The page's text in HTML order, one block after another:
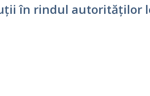
în rindul autorităților